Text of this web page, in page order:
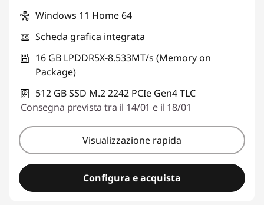
Windows 11 Home 64
Scheda grafica integrata
16 GB LPDDR5X-8.533MT/s (Memory on
Package)
512 GB SSD M.2 2242 PCIe Gen4 TLC
Consegna prevista tra il 14/01 e il 18/01
Visualizzazione rapida
Configura e acquista